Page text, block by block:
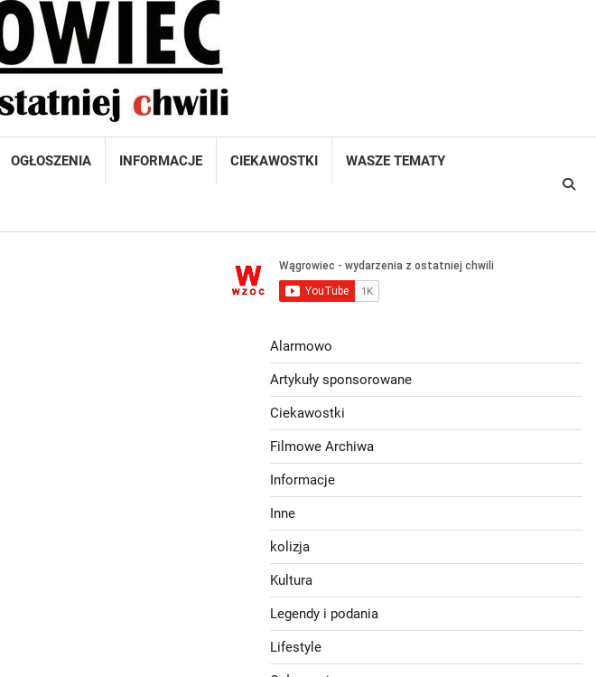
OGŁOSZENIA INFORMACJE CIEKAWOSTKI WASZE TEMATY
Alarmowo
Artykuły sponsorowane
Ciekawostki
Filmowe Archiwa
Informacje
Inne
kolizja
Kultura
Legendy i podania
Lifestyle